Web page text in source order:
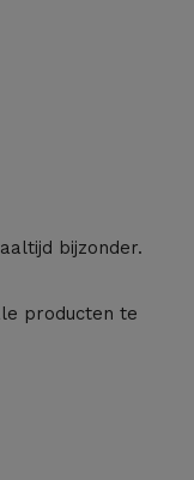
bijzonder.
producten te